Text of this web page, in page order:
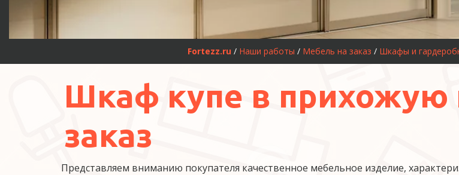
Fortezz.ru / Наши работы / Мебель на заказ / Шкафы и
Шкаф купе в прихожую
заказ
Представляем вниманию покупателя качественное мебельное изделие,